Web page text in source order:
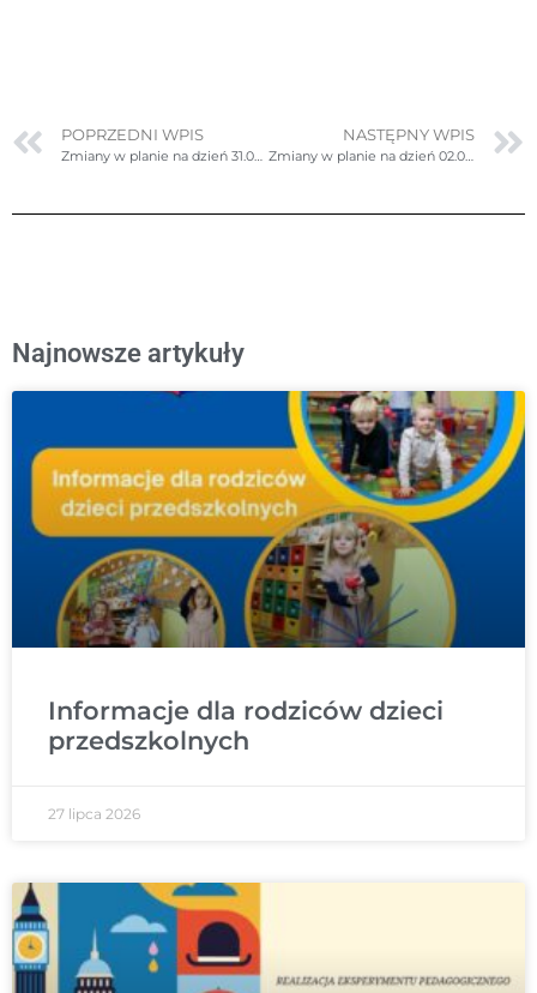
POPRZEDNI WPIS
Zmiany w planie na dzień 31.05.2023r. (środa) – poprawione
NASTĘPNY WPIS
Zmiany w planie na dzień 02.06.2023r. (piątek)
Najnowsze artykuły
Informacje dla rodziców dzieci
przedszkolnych
27 lipca 2026